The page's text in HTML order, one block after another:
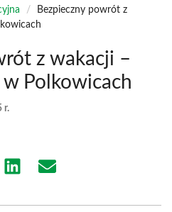
/
Bezpieczny powrót z
z wakacji –
Polkowicach
r.
Share Share